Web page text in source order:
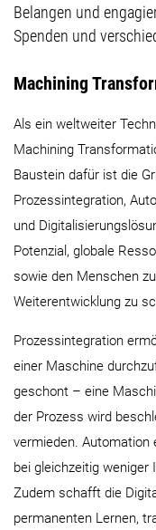
Belangen und
Spenden und
Machining
Als ein weltweiter
Machining
Baustein dafür ist die
Prozessintegration,
und
Potenzial, globale
sowie den Menschen
Weiterentwicklung zu
Prozessintegration
einer Maschine
geschont – eine
der Prozess wird
vermieden. Automation
bei gleichzeitig weniger
Zudem schafft die
permanenten Lernen,